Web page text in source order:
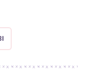
uporabo
po razrezu (npr. z
svoj najljubši